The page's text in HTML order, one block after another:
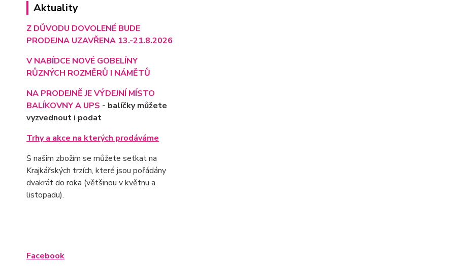
Aktuality
Z DŮVODU DOVOLENÉ BUDE
PRODEJNA UZAVŘENA 13.-21.8.2026
V NABÍDCE NOVÉ GOBELÍNY
RŮZNÝCH ROZMĚRŮ I NÁMĚTŮ
NA PRODEJNĚ JE VÝDEJNÍ MÍSTO
BALÍKOVNY A UPS - balíčky můžete
vyzvednout i podat
Trhy a akce na kterých prodáváme
S našim zbožím se můžete setkat na
Krajkářských trzích, které jsou pořádány
dvakrát do roka (většinou v květnu a
listopadu).
Facebook